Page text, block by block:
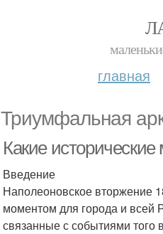
главная
Триумфальная
Какие
Введение
Наполеоновское вторжение
моментом для города и всей
связанные с событиями того